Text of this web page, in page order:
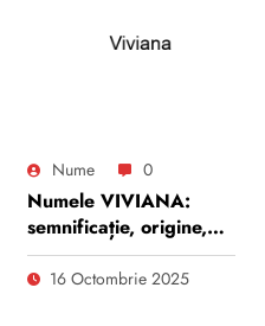
Nume 0
Numele VIVIANA:
semnificație, origine,
trăsături și
personalitate
16 Octombrie 2025